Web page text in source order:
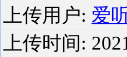
上传用户: 爱
上传时间: